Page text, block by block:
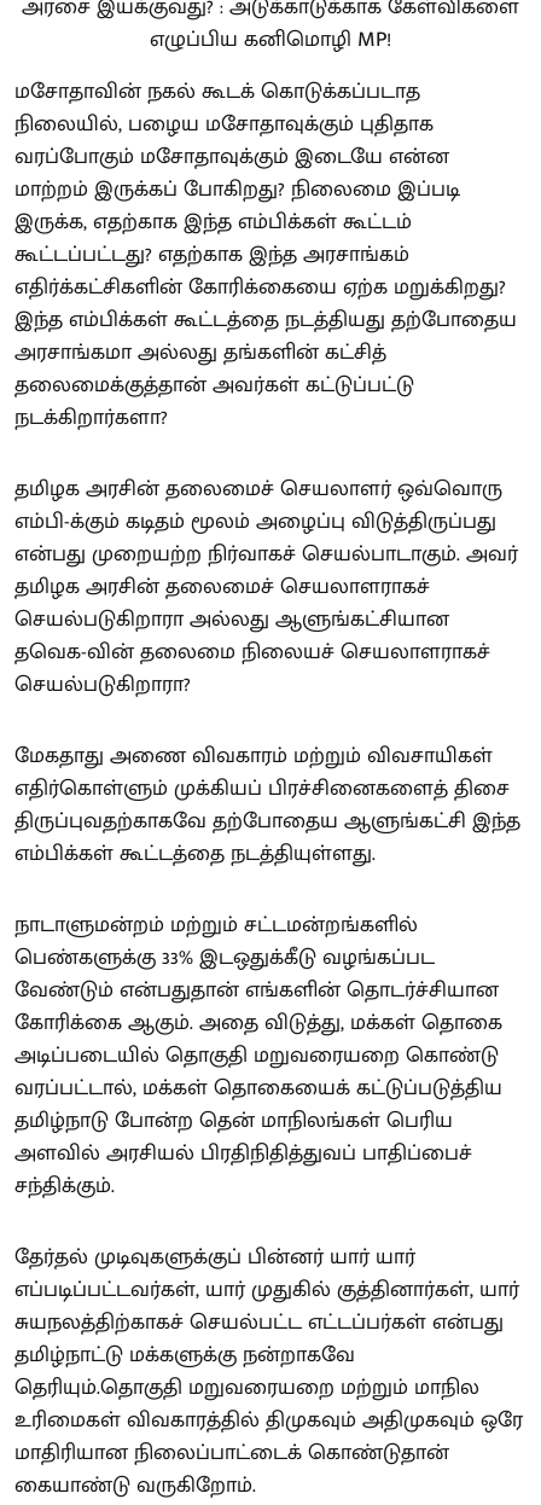
மசோதாவின் நகல் கூடக் கொடுக்கப்படாத
நிலையில், பழைய மசோதாவுக்கும் புதிதாக
வரப்போகும் மசோதாவுக்கும் இடையே என்ன
மாற்றம் இருக்கப் போகிறது? நிலைமை இப்படி
இருக்க, எதற்காக இந்த எம்பிக்கள் கூட்டம்
கூட்டப்பட்டது? எதற்காக இந்த அரசாங்கம்
எதிர்க்கட்சிகளின் கோரிக்கையை ஏற்க மறுக்கிறது?
இந்த எம்பிக்கள் கூட்டத்தை நடத்தியது தற்போதைய
அரசாங்கமா அல்லது தங்களின் கட்சித்
தலைமைக்குத்தான் அவர்கள் கட்டுப்பட்டு
நடக்கிறார்களா?
தமிழக அரசின் தலைமைச் செயலாளர் ஒவ்வொரு
எம்பி-க்கும் கடிதம் மூலம் அழைப்பு விடுத்திருப்பது
என்பது முறையற்ற நிர்வாகச் செயல்பாடாகும். அவர்
தமிழக அரசின் தலைமைச் செயலாளராகச்
செயல்படுகிறாரா அல்லது ஆளுங்கட்சியான
தவெக-வின் தலைமை நிலையச் செயலாளராகச்
செயல்படுகிறாரா?
மேகதாது அணை விவகாரம் மற்றும் விவசாயிகள்
எதிர்கொள்ளும் முக்கியப் பிரச்சினைகளைத் திசை
திருப்புவதற்காகவே தற்போதைய ஆளுங்கட்சி இந்த
எம்பிக்கள் கூட்டத்தை நடத்தியுள்ளது.
நாடாளுமன்றம் மற்றும் சட்டமன்றங்களில்
பெண்களுக்கு 33% இடஒதுக்கீடு வழங்கப்பட
வேண்டும் என்பதுதான் எங்களின் தொடர்ச்சியான
கோரிக்கை ஆகும். அதை விடுத்து, மக்கள் தொகை
அடிப்படையில் தொகுதி மறுவரையறை கொண்டு
வரப்பட்டால், மக்கள் தொகையைக் கட்டுப்படுத்திய
தமிழ்நாடு போன்ற தென் மாநிலங்கள் பெரிய
அளவில் அரசியல் பிரதிநிதித்துவப் பாதிப்பைச்
சந்திக்கும்.
தேர்தல் முடிவுகளுக்குப் பின்னர் யார் யார்
எப்படிப்பட்டவர்கள், யார் முதுகில் குத்தினார்கள், யார்
சுயநலத்திற்காகச் செயல்பட்ட எட்டப்பர்கள் என்பது
தமிழ்நாட்டு மக்களுக்கு நன்றாகவே
தெரியும்.தொகுதி மறுவரையறை மற்றும் மாநில
உரிமைகள் விவகாரத்தில் திமுகவும் அதிமுகவும் ஒரே
மாதிரியான நிலைப்பாட்டைக் கொண்டுதான்
கையாண்டு வருகிறோம்.